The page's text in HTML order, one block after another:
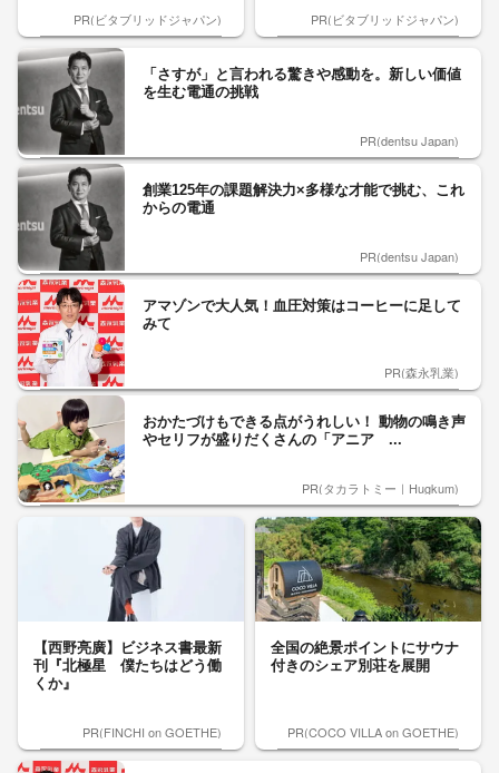
PR(ビタブリッドジャパン) PR(ビタブリッドジャパン)
「さすが」と言われる驚きや感動を。新しい価値
を生む電通の挑戦
PR(dentsu Japan)
創業125年の課題解決力×多様な才能で挑む、これ
からの電通
PR(dentsu Japan)
アマゾンで大人気！血圧対策はコーヒーに足して
みて
PR(森永乳業)
おかたづけもできる点がうれしい！ 動物の鳴き声
やセリフが盛りだくさんの「アニア ...
PR(タカラトミー｜Hugkum)
【西野亮廣】ビジネス書最新
刊『北極星 僕たちはどう働
くか』
PR(FINCHI on GOETHE)
全国の絶景ポイントにサウナ
付きのシェア別荘を展開
PR(COCO VILLA on GOETHE)